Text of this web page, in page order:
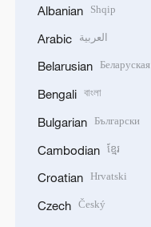
Albanian Shqip
Arabic العربية
Belarusian Беларуская
Bengali বাংলা
Bulgarian Български
Cambodian ខ្មែរ
Croatian Hrvatski
Czech Český